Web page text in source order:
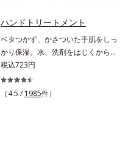
角層*5 乾燥による*6 洗浄によ
*8 乾燥、ハリ・ツヤのなさ*9
保湿成分*10 ロニセラカエルレア
果汁、ノバラエキス配合＝うるおい
を与えハリと透明感に満ちた肌へ導
く保湿成分*11 メマツヨイグサ抽
ハンドトリートメント
ベタつかず、かさついた手肌をしっ
かり保湿。水、洗剤をはじくからキ
ッチンでも使用できる万能型ハンド
クリーム。常に外気にさらされてい
る上、もともと皮脂分泌が少ない手
税込723円
（4.5 / 1985件）